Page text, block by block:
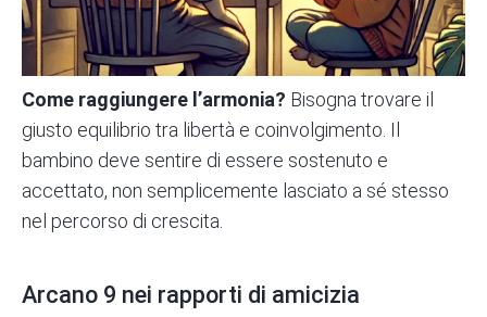
Come raggiungere l’armonia? Bisogna trovare il
giusto equilibrio tra libertà e coinvolgimento. Il
bambino deve sentire di essere sostenuto e
accettato, non semplicemente lasciato a sé stesso
nel percorso di crescita.
Arcano 9 nei rapporti di amicizia